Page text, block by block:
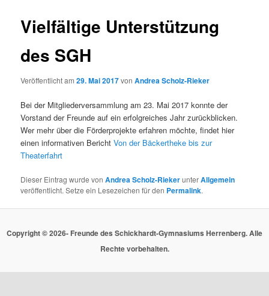
Vielfältige Unterstützung
des SGH
Veröffentlicht am29. Mai 2017vonAndrea Scholz-Rieker
Bei der Mitgliederversammlung am 23. Mai 2017 konnte der
Vorstand der Freunde auf ein erfolgreiches Jahr zurückblicken.
Wer mehr über die Förderprojekte erfahren möchte, findet hier
einen informativen BerichtVon der Bäckertheke bis zur
Theaterfahrt
Dieser Eintrag wurde vonAndrea Scholz-RiekerunterAllgemein
veröffentlicht. Setze ein Lesezeichen für den Permalink.
Copyright © 2026- Freunde des Schickhardt-Gymnasiums Herrenberg. Alle
Rechte vorbehalten.